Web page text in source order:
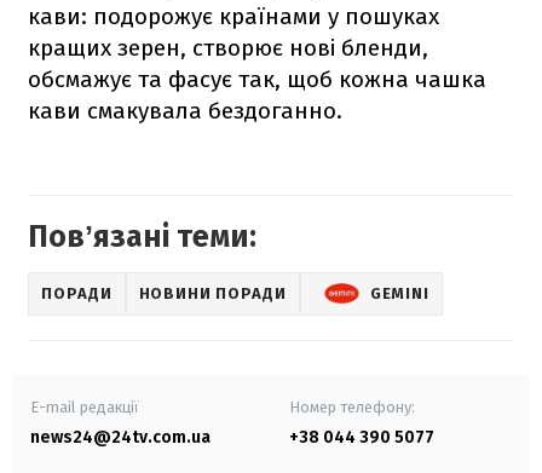
кави: подорожує країнами у пошуках
кращих зерен, створює нові бленди,
обсмажує та фасує так, щоб кожна чашка
кави смакувала бездоганно.
Повʼязані теми:
ПОРАДИ НОВИНИ ПОРАДИ GEMINI
E-mail редакції
news24@24tv.com.ua
Номер телефону:
+38 044 390 5077